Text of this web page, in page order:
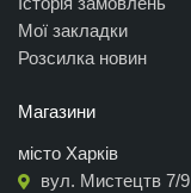
Мої закладки
Розсилка новин
Магазини
місто Харків
вул. Мистецтв 7/9